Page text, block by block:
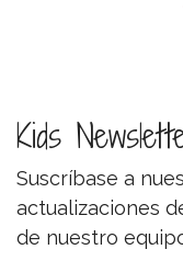
Kids
Suscríbase a
actualizaciones
de nuestro